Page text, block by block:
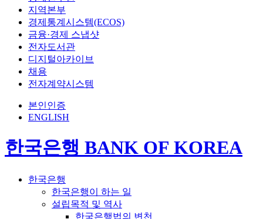
지역본부
경제통계시스템(ECOS)
금융·경제 스냅샷
전자도서관
디지털아카이브
채용
전자계약시스템
본인인증
ENGLISH
한국은행 BANK OF KOREA
한국은행
한국은행이 하는 일
설립목적 및 역사
한국은행법의 변천